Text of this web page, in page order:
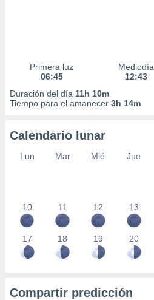
Primera luz
06:45
Mediodía
12:43
Duración del día 11h 10m
Tiempo para el amanecer 3h 14m
Calendario lunar
Lun Mar Mié Jue
10 11 12 13
17 18 19 20
Compartir predicción